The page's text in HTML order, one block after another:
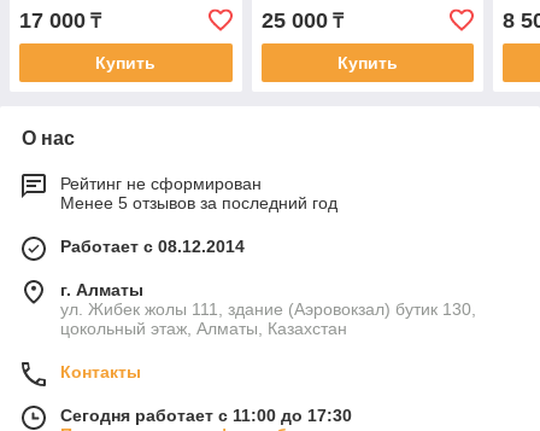
17 000 ₸
Купить
25 000₸
Купить
8
О нас
Рейтинг не сформирован
Менее 5 отзывов за последний год
Работает с 08.12.2014
г. Алматы
ул. Жибек жолы 111, здание (Аэровокзал) бутик 130,
цокольный этаж, Алматы, Казахстан
Контакты
Сегодня работает с 11:00 до 17:30